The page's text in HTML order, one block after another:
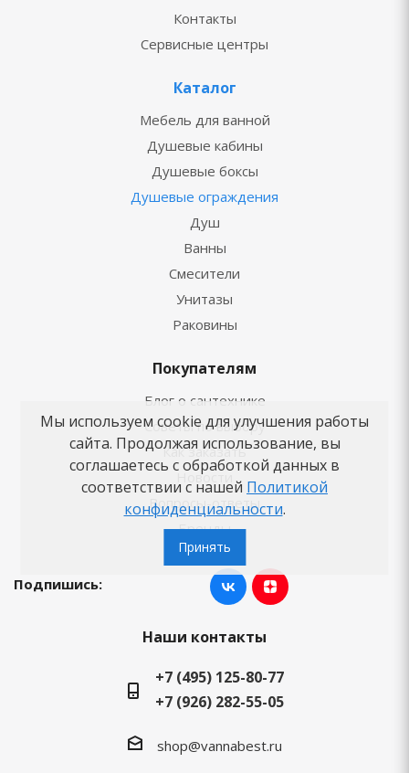
Контакты
Сервисные центры
Каталог
Мебель для ванной
Душевые кабины
Душевые боксы
Душевые ограждения
Душ
Ванны
Смесители
Унитазы
Раковины
Покупателям
Блог о сантехнике
Советы по выбору
Как заказать
Новости
Вопросы-ответы
Бренды
Подпишись:
Наши контакты
+7 (495) 125-80-77
+7 (926) 282-55-05
shop@vannabest.ru
Мы используем cookie для улучшения работы
сайта. Продолжая использование, вы
соглашаетесь с обработкой данных в
соответствии с нашей Политикой
конфиденциальности.
Принять